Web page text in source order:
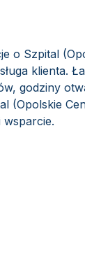
o Szpital
klienta.
godziny
(Opolskie
wsparcie.